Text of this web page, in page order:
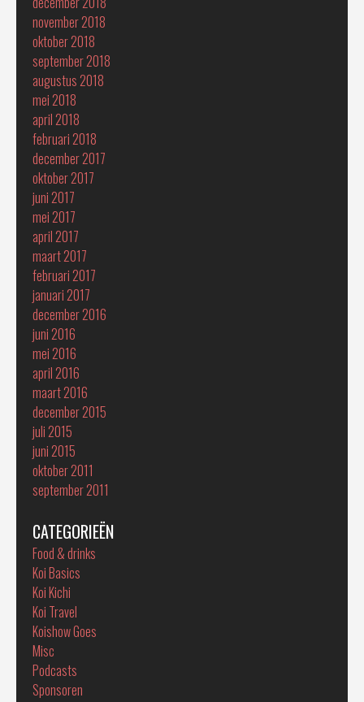
november 2018
oktober 2018
september 2018
augustus 2018
mei 2018
april 2018
februari 2018
december 2017
oktober 2017
juni 2017
mei 2017
april 2017
maart 2017
februari 2017
januari 2017
december 2016
juni 2016
mei 2016
april 2016
maart 2016
december 2015
juli 2015
juni 2015
oktober 2011
september 2011
CATEGORIEËN
Food & drinks
Koi Basics
Koi Kichi
Koi Travel
Koishow Goes
Misc
Podcasts
Sponsoren